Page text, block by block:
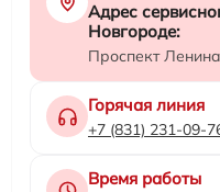
Адрес
Новгороде:
Проспект
Горячая линия
+7 (831) 231-09-
Время работы